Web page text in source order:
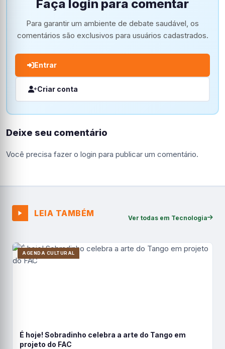
Faça login para comentar
Para garantir um ambiente de debate saudável, os
comentários são exclusivos para usuários cadastrados.
Entrar
Criar conta
Deixe seu comentário
Você precisa fazer o login para publicar um comentário.
LEIA TAMBÉM Ver todas em Tecnologia
AGENDA CULTURAL
É hoje! Sobradinho celebra a arte do Tango em
projeto do FAC